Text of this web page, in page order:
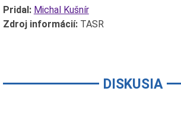
Pridal: Michal Kušnír
Zdroj informácií:TASR
DISKUSIA